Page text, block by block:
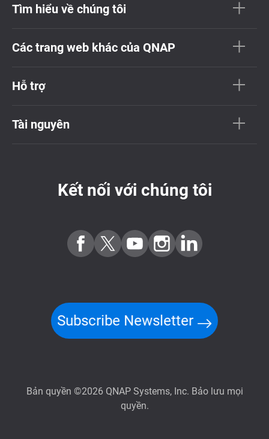
Tìm hiểu về chúng tôi
Các trang web khác của QNAP
Hỗ trợ
Tài nguyên
Kết nối với chúng tôi
Subscribe Newsletter
Bản quyền ©2026 QNAP Systems, Inc. Bảo lưu mọi
quyền.